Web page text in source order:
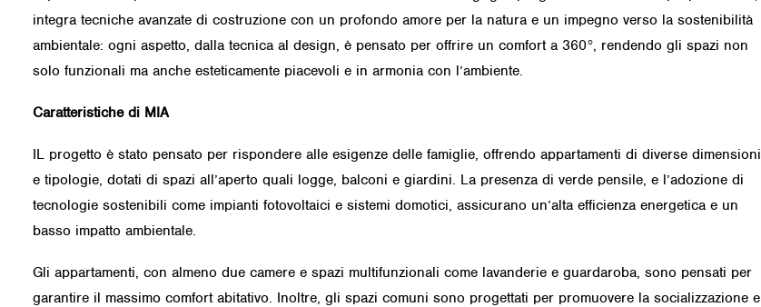
integra tecniche avanzate di costruzione con un profondo amore per la natura e un impegno verso la sostenibilità
ambientale: ogni aspetto, dalla tecnica al design, è pensato per offrire un comfort a 360°, rendendo gli spazi non
solo funzionali ma anche esteticamente piacevoli e in armonia con l’ambiente.
Caratteristiche di MIA
IL progetto è stato pensato per rispondere alle esigenze delle famiglie, offrendo appartamenti di diverse dimensioni
e tipologie, dotati di spazi all’aperto quali logge, balconi e giardini. La presenza di verde pensile, e l’adozione di
tecnologie sostenibili come impianti fotovoltaici e sistemi domotici, assicurano un’alta efficienza energetica e un
basso impatto ambientale.
Gli appartamenti, con almeno due camere e spazi multifunzionali come lavanderie e guardaroba, sono pensati per
garantire il massimo comfort abitativo. Inoltre, gli spazi comuni sono progettati per promuovere la socializzazione e